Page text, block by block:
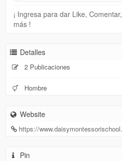
¡ Ingresa para dar Like,
más !
Detalles
2 Publicaciones
Hombre
Website
https://
Pin